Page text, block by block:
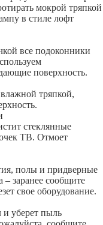
мокрой тряпкой
в стиле лофт
все подоконники
поверхность.
тряпкой,
стеклянные
ТВ. Отмоет
полы и придверные
– заранее сообщите
свое оборудование.
и уберет пыль